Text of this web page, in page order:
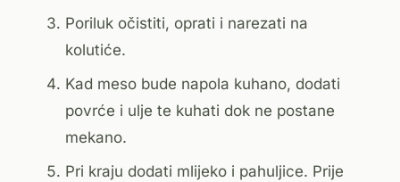
Poriluk očistiti, oprati i narezati na
kolutiće.
Kad meso bude napola kuhano, dodati
povrće i ulje te kuhati dok ne postane
mekano.
Pri kraju dodati mlijeko i pahuljice. Prije